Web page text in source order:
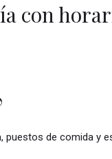
con
puestos de comida y